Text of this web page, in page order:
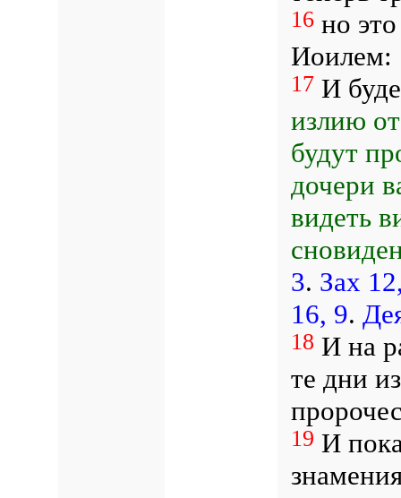
16но это
Иоилем:
17 И
излию
будут
дочери
видеть
3. Зах
16, 9.
18 И на
те дни
19 И